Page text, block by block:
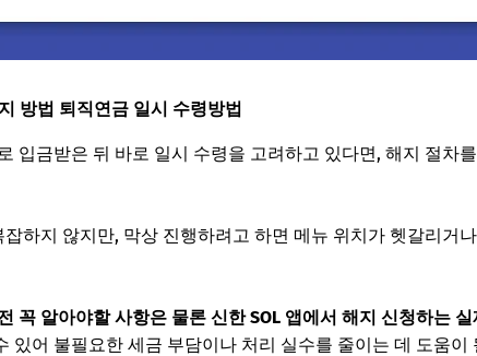
방법 퇴직연금 일시 수령방법
입금받은 뒤 바로 일시 수령을 고려하고 있다면, 해지 절차
잡하지 않지만, 막상 진행하려고 하면 메뉴 위치가 헷갈리거
꼭 알아야할 사항은 물론 신한 SOL 앱에서 해지 신청하는
있어 불필요한 세금 부담이나 처리 실수를 줄이는 데 도움이